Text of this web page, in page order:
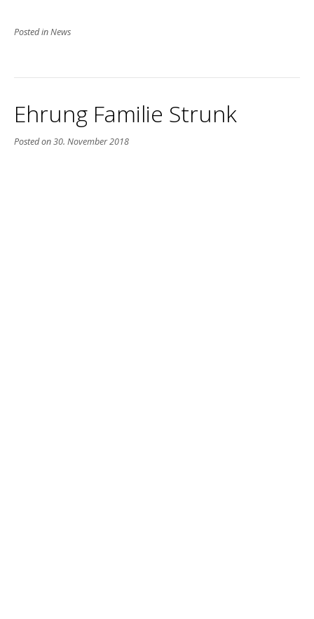
Posted inNews
Ehrung Familie Strunk
Posted on30. November 2018